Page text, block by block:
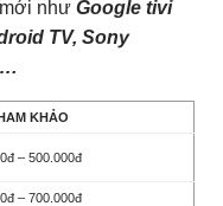
như Google tivi
TV, Sony
KHẢO
– 500.000đ
– 700.000đ